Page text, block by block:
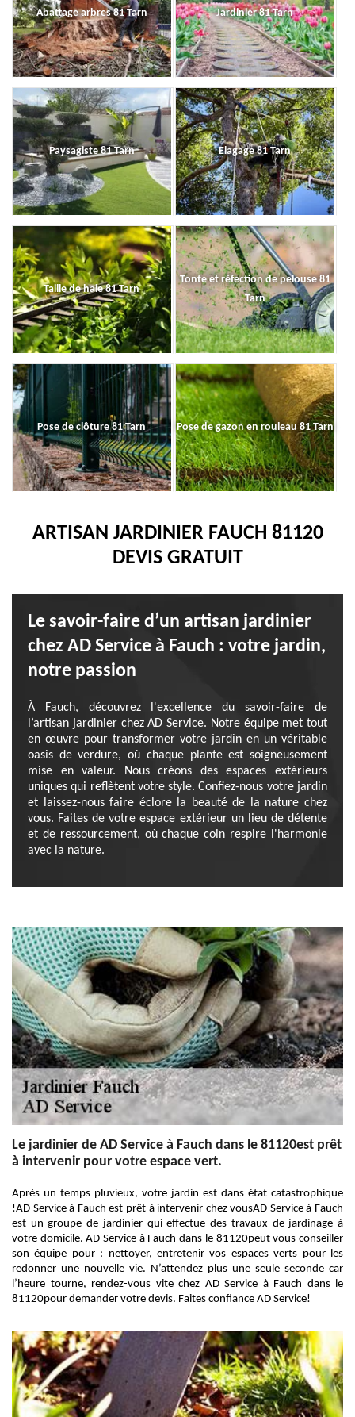
Abattage arbres 81 Tarn Jardinier 81 Tarn
Paysagiste 81 Tarn Elagage 81 Tarn
Taille de haie 81 Tarn
Tonte et réfection de pelouse 81
Tarn
Pose de clôture 81 Tarn Pose de gazon en rouleau 81 Tarn
ARTISAN JARDINIER FAUCH 81120
DEVIS GRATUIT
Le savoir-faire d’un artisan jardinier
chez AD Service à Fauch : votre jardin,
notre passion
À Fauch, découvrez l'excellence du savoir-faire de
l’artisan jardinier chez AD Service. Notre équipe met tout
en œuvre pour transformer votre jardin en un véritable
oasis de verdure, où chaque plante est soigneusement
mise en valeur. Nous créons des espaces extérieurs
uniques qui reflètent votre style. Confiez-nous votre jardin
et laissez-nous faire éclore la beauté de la nature chez
vous. Faites de votre espace extérieur un lieu de détente
et de ressourcement, où chaque coin respire l'harmonie
avec la nature.
Le jardinier de AD Service à Fauch dans le 81120est prêt
à intervenir pour votre espace vert.
Après un temps pluvieux, votre jardin est dans état catastrophique
!AD Service à Fauch est prêt à intervenir chez vousAD Service à Fauch
est un groupe de jardinier qui effectue des travaux de jardinage à
votre domicile. AD Service à Fauch dans le 81120peut vous conseiller
son équipe pour : nettoyer, entretenir vos espaces verts pour les
redonner une nouvelle vie. N’attendez plus une seule seconde car
l’heure tourne, rendez-vous vite chez AD Service à Fauch dans le
81120pour demander votre devis. Faites confiance AD Service!